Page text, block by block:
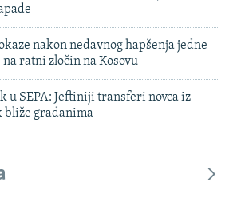
nakon nedavnog hapšenja jedne
na ratni zločin na Kosovu
u SEPA: Jeftiniji transferi novca iz
bliže građanima